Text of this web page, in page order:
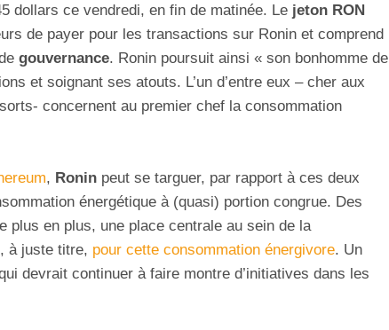
dollars ce vendredi, en fin de matinée. Le jeton RON
de payer pour les transactions sur Ronin et comprend
gouvernance. Ronin poursuit ainsi « son bonhomme de
et soignant ses atouts. L’un d’entre eux – cher aux
concernent au premier chef la consommation
, Ronin peut se targuer, par rapport à ces deux
énergétique à (quasi) portion congrue. Des
plus en plus, une place centrale au sein de la
à juste titre, pour cette consommation énergivore. Un
devrait continuer à faire montre d’initiatives dans les